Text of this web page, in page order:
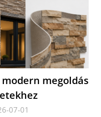
megoldás
07-01